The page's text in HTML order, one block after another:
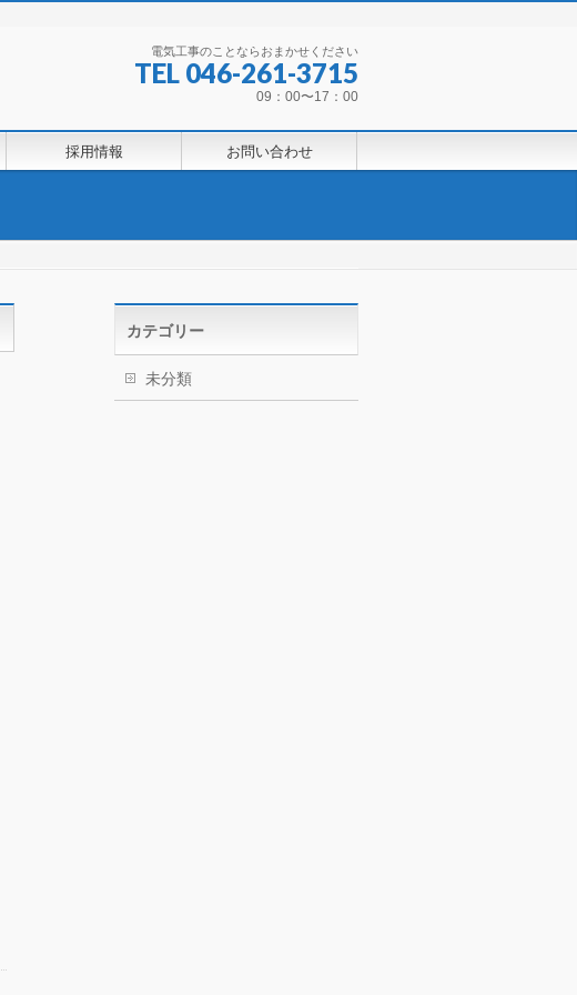
電気工事のことならおまかせください
TEL 046-261-3715
09：00〜17：00
採用情報 お問い合わせ
カテゴリー
未分類